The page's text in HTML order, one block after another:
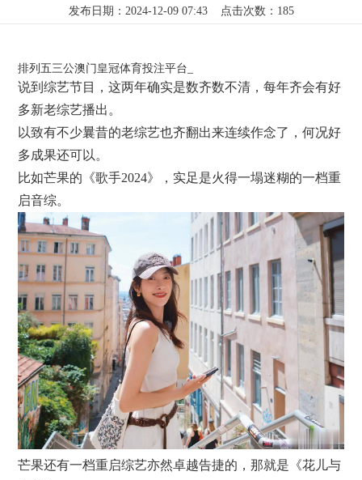
发布日期：2024-12-09 07:43 点击次数：185
排列五三公澳门皇冠体育投注平台_
说到综艺节目，这两年确实是数齐数不清，每年齐会有好
多新老综艺播出。
以致有不少曩昔的老综艺也齐翻出来连续作念了，何况好
多成果还可以。
比如芒果的《歌手2024》，实足是火得一塌迷糊的一档重
启音综。
芒果还有一档重启综艺亦然卓越告捷的，那就是《花儿与